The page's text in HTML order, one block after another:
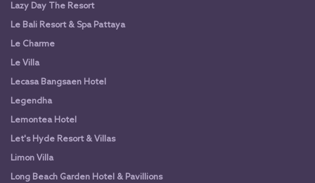
Lazy Day The Resort
Le Bali Resort & Spa Pattaya
Le Charme
Le Villa
Lecasa Bangsaen Hotel
Legendha
Lemontea Hotel
Let's Hyde Resort & Villas
Limon Villa
Long Beach Garden Hotel & Pavillions